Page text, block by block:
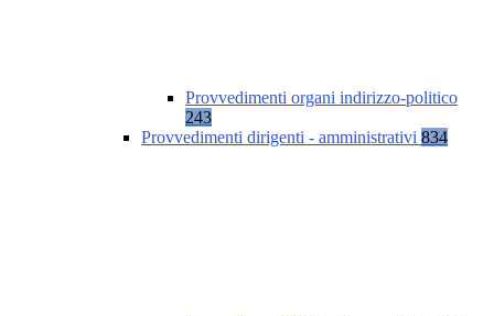
Provvedimenti organi indirizzo-politico
243
Provvedimenti dirigenti - amministrativi 834